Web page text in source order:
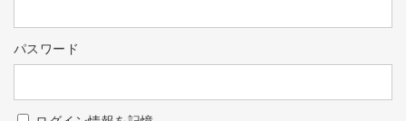
パスワード